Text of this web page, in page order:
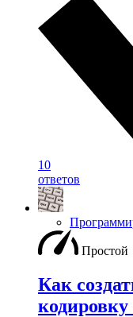
10
ответов
Простой
Как
кодировку